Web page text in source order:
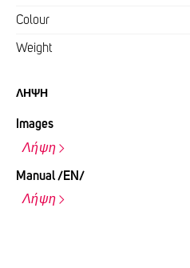
Colour
Weight
ΛΉΨΗ
Images
Λήψη
Manual /EN/
Λήψη